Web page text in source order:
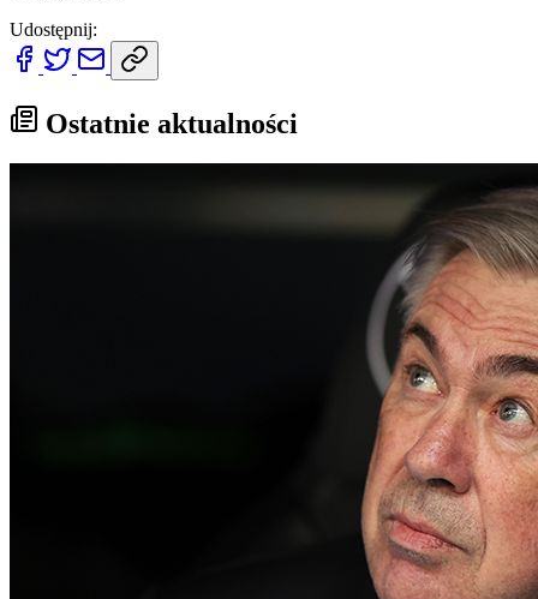
Udostępnij:
Ostatnie aktualności